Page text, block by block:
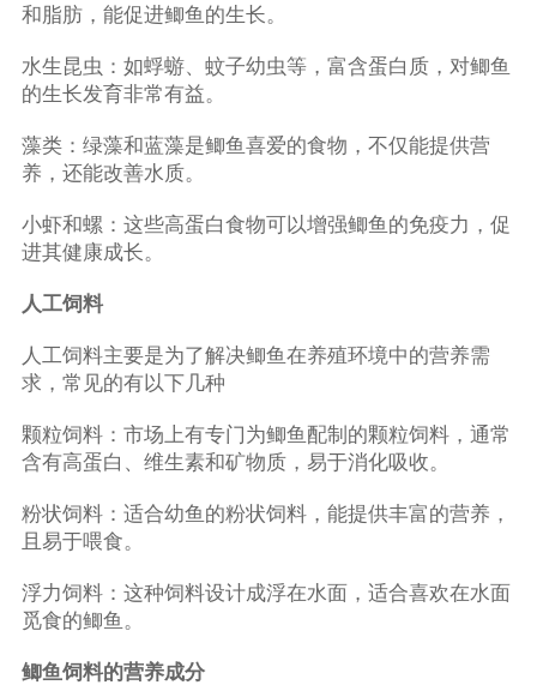
和脂肪，能促进鲫鱼的生长。
水生昆虫：如蜉蝣、蚊子幼虫等，富含蛋白质，对鲫鱼
的生长发育非常有益。
藻类：绿藻和蓝藻是鲫鱼喜爱的食物，不仅能提供营
养，还能改善水质。
小虾和螺：这些高蛋白食物可以增强鲫鱼的免疫力，促
进其健康成长。
人工饲料
人工饲料主要是为了解决鲫鱼在养殖环境中的营养需
求，常见的有以下几种
颗粒饲料：市场上有专门为鲫鱼配制的颗粒饲料，通常
含有高蛋白、维生素和矿物质，易于消化吸收。
粉状饲料：适合幼鱼的粉状饲料，能提供丰富的营养，
且易于喂食。
浮力饲料：这种饲料设计成浮在水面，适合喜欢在水面
觅食的鲫鱼。
鲫鱼饲料的营养成分